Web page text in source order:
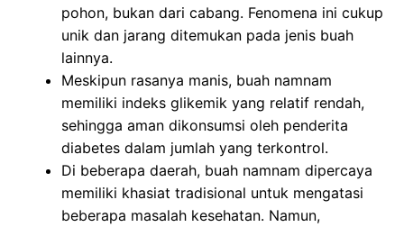
pohon, bukan dari cabang. Fenomena ini cukup
unik dan jarang ditemukan pada jenis buah
lainnya.
Meskipun rasanya manis, buah namnam
memiliki indeks glikemik yang relatif rendah,
sehingga aman dikonsumsi oleh penderita
diabetes dalam jumlah yang terkontrol.
Di beberapa daerah, buah namnam dipercaya
memiliki khasiat tradisional untuk mengatasi
beberapa masalah kesehatan. Namun,